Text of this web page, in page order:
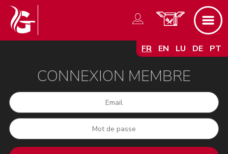
FR EN LU DE PT
CONNEXION MEMBRE